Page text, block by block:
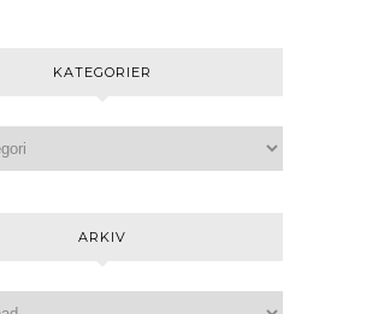
KATEGORIER
ARKIV